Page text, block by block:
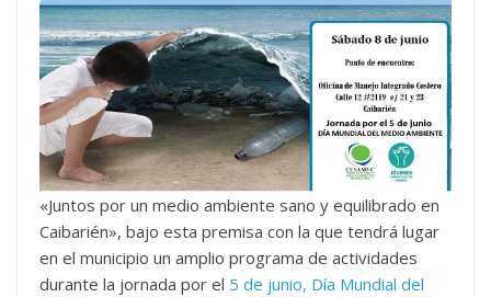
«Juntos por un medio ambiente sano y equilibrado en
Caibarién», bajo esta premisa con la que tendrá lugar
en el municipio un amplio programa de actividades
durante la jornada por el 5 de junio, Día Mundial del